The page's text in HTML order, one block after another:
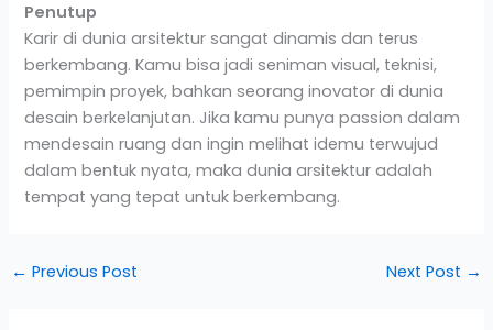
Penutup
Karir di dunia arsitektur sangat dinamis dan terus
berkembang. Kamu bisa jadi seniman visual, teknisi,
pemimpin proyek, bahkan seorang inovator di dunia
desain berkelanjutan. Jika kamu punya passion dalam
mendesain ruang dan ingin melihat idemu terwujud
dalam bentuk nyata, maka dunia arsitektur adalah
tempat yang tepat untuk berkembang.
← Previous Post Next Post →